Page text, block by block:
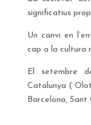
significatius
Un canvi en
cap a la cultura
El setembre
Catalunya (
Barcelona, Sant